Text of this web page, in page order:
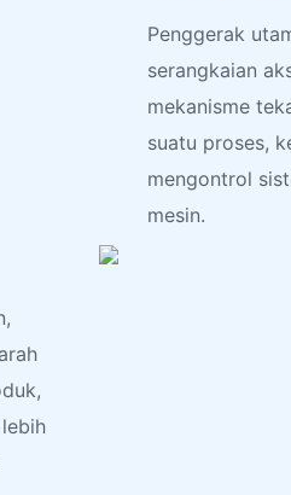
Penggerak
serangkaian
mekanisme
suatu proses,
mengontrol
mesin.